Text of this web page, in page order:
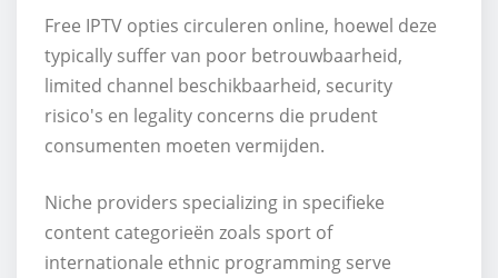
Free IPTV opties circuleren online, hoewel deze
typically suffer van poor betrouwbaarheid,
limited channel beschikbaarheid, security
risico's en legality concerns die prudent
consumenten moeten vermijden.
Niche providers specializing in specifieke
content categorieën zoals sport of
internationale ethnic programming serve